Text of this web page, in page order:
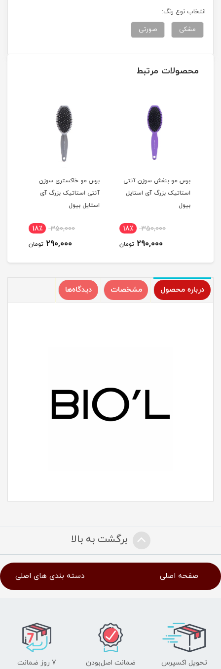
انتخاب نوع رنگ:
مشکی
صورتی
محصولات مرتبط
برس مو بنفش سوزن آنتی
استاتیک بزرگ آی استایل
بیول
350,000 18٪
290,000 تومان
برس مو خاکستری سوزن
آنتی استاتیک بزرگ آی
استایل بیول
350,000 18٪
290,000 تومان
درباره محصول مشخصات دیدگاه‌ها
برگشت به بالا
صفحه اصلی دسته بندی های اصلی
تحویل اکسپرس
ضمانت اصل‌بودن
7 روز ضمانت